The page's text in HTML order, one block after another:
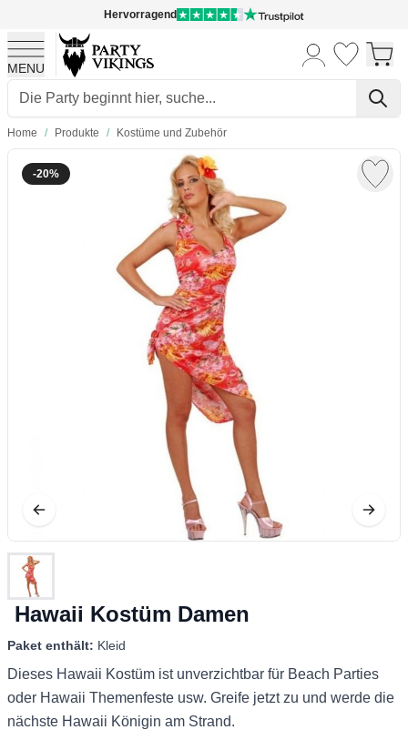
Hervorragend
MENU
Skip to Content
Home / Produkte / Kostüme und Zubehör
-20%
Hawaii Kostüm Damen
Paket enthält: Kleid
Dieses Hawaii Kostüm ist unverzichtbar für Beach Parties
oder Hawaii Themenfeste usw. Greife jetzt zu und werde die
nächste Hawaii Königin am Strand.